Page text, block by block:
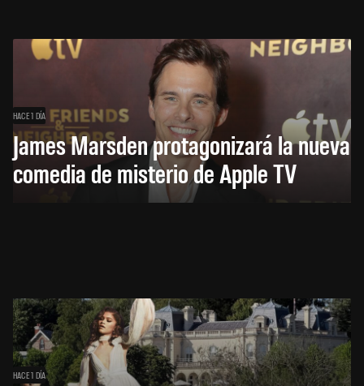
HACE 1 DÍA
James Marsden protagonizará la nueva
comedia de misterio de Apple TV
HACE 1 DÍA